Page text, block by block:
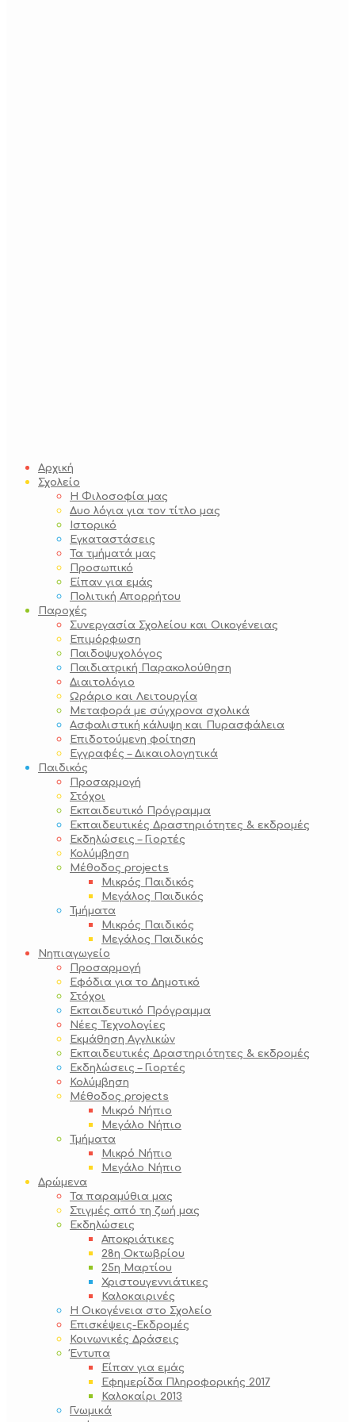
Αρχική
Σχολείο
Η Φιλοσοφία μας
Δυο λόγια για τον τίτλο μας
Ιστορικό
Εγκαταστάσεις
Τα τμήματά μας
Προσωπικό
Είπαν για εμάς
Πολιτική Απορρήτου
Παροχές
Συνεργασία Σχολείου και Οικογένειας
Επιμόρφωση
Παιδοψυχολόγος
Παιδιατρική Παρακολούθηση
Διαιτολόγιο
Ωράριο και Λειτουργία
Μεταφορά με σύγχρονα σχολικά
Ασφαλιστική κάλυψη και Πυρασφάλεια
Επιδοτούμενη φοίτηση
Εγγραφές – Δικαιολογητικά
Παιδικός
Προσαρμογή
Στόχοι
Εκπαιδευτικό Πρόγραμμα
Εκπαιδευτικές Δραστηριότητες & εκδρομές
Εκδηλώσεις – Γιορτές
Κολύμβηση
Μέθοδος projects
Μικρός Παιδικός
Μεγάλος Παιδικός
Τμήματα
Μικρός Παιδικός
Μεγάλος Παιδικός
Νηπιαγωγείο
Προσαρμογή
Εφόδια για το Δημοτικό
Στόχοι
Εκπαιδευτικό Πρόγραμμα
Νέες Τεχνολογίες
Εκμάθηση Αγγλικών
Εκπαιδευτικές Δραστηριότητες & εκδρομές
Εκδηλώσεις – Γιορτές
Κολύμβηση
Μέθοδος projects
Μικρό Νήπιο
Μεγάλο Νήπιο
Τμήματα
Μικρό Νήπιο
Μεγάλο Νήπιο
Δρώμενα
Τα παραμύθια μας
Στιγμές από τη ζωή μας
Εκδηλώσεις
Αποκριάτικες
28η Οκτωβρίου
25η Μαρτίου
Χριστουγεννιάτικες
Καλοκαιρινές
Η Οικογένεια στο Σχολείο
Επισκέψεις-Εκδρομές
Κοινωνικές Δράσεις
Έντυπα
Είπαν για εμάς
Εφημερίδα Πληροφορικής 2017
Καλοκαίρι 2013
Γνωμικά